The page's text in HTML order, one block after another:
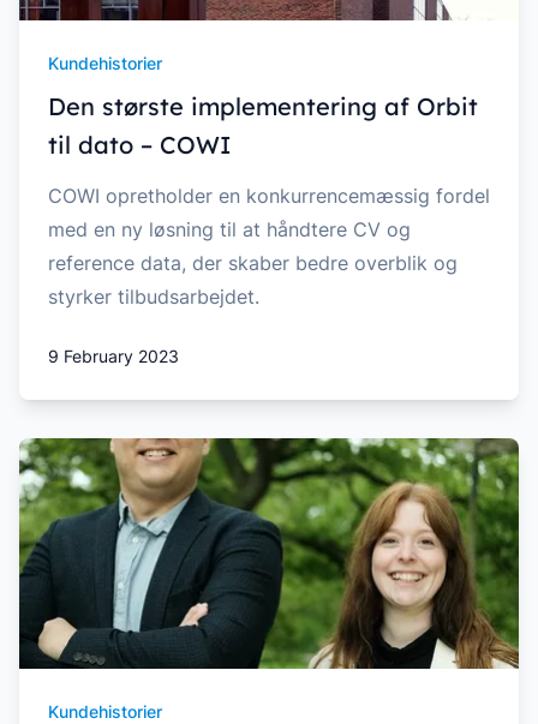
Kundehistorier
Den største implementering af Orbit
til dato – COWI
COWI opretholder en konkurrencemæssig fordel
med en ny løsning til at håndtere CV og
reference data, der skaber bedre overblik og
styrker tilbudsarbejdet.
9 February 2023
Kundehistorier